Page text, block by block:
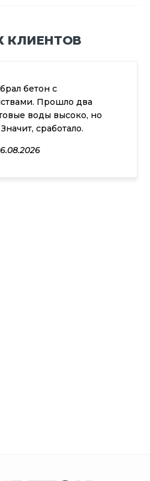
КЛИЕНТОВ
бетон с
Прошло два
воды высоко, но
сработало.